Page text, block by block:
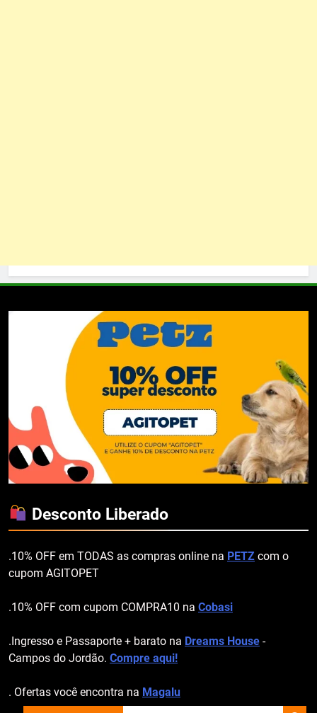
Desconto Liberado
.10% OFF em TODAS as compras online na PETZ com o
cupom AGITOPET
.10% OFF com cupom COMPRA10 na Cobasi
.Ingresso e Passaporte + barato na Dreams House -
Campos do Jordão. Compre aqui!
. Ofertas você encontra na Magalu